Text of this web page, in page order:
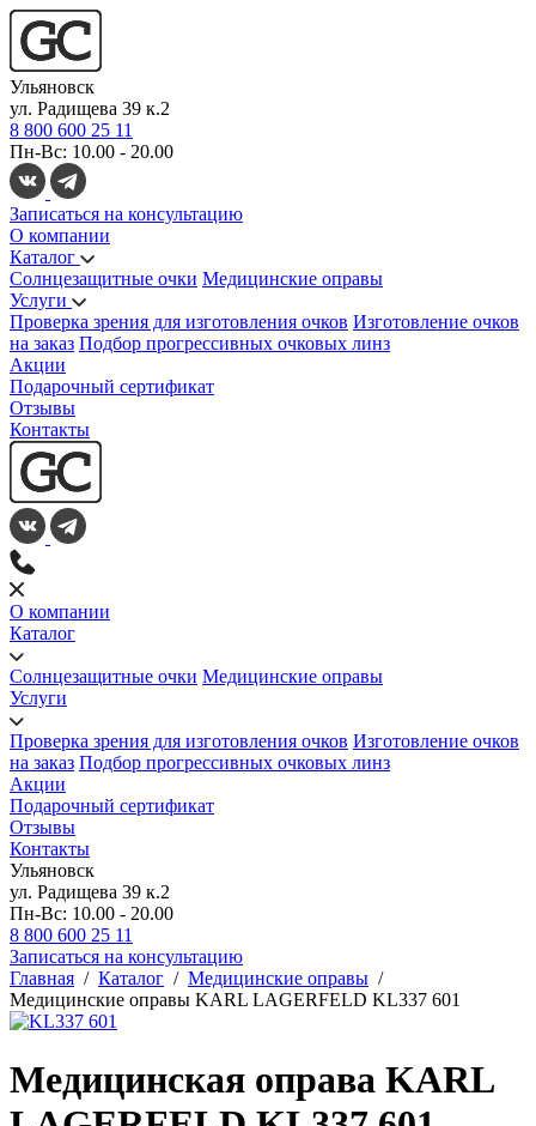
Ульяновск
ул. Радищева 39 к.2
8 800 600 25 11
Пн-Вс: 10.00 - 20.00
Записаться на консультацию
О компании
Каталог
Солнцезащитные очки Медицинские оправы
Услуги
Проверка зрения для изготовления очков Изготовление очков
на заказ Подбор прогрессивных очковых линз
Акции
Подарочный сертификат
Отзывы
Контакты
О компании
Каталог
Солнцезащитные очки Медицинские оправы
Услуги
Проверка зрения для изготовления очков Изготовление очков
на заказ Подбор прогрессивных очковых линз
Акции
Подарочный сертификат
Отзывы
Контакты
Ульяновск
ул. Радищева 39 к.2
Пн-Вс: 10.00 - 20.00
8 800 600 25 11
Записаться на консультацию
Главная / Каталог / Медицинские оправы /
Медицинские оправы KARL LAGERFELD KL337 601
Медицинская оправа KARL